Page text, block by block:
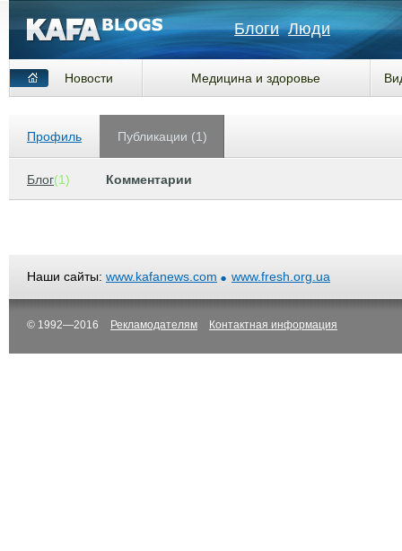
Блоги Люди
Новости Медицина и здоровье
Профиль Публикации (1)
Блог(1) Комментарии
Наши сайты: www.kafanews.com www.fresh.org.ua
© 1992—2016 Рекламодателям Контактная информация